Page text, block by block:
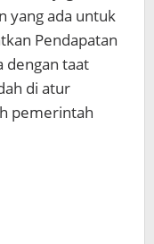
yang ada untuk
Pendapatan
dengan taat
di atur
pemerintah